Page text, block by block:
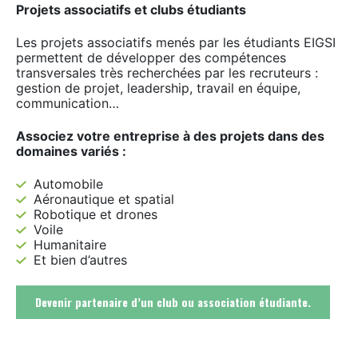
Projets associatifs et clubs étudiants
Les projets associatifs menés par les étudiants EIGSI
permettent de développer des compétences
transversales très recherchées par les recruteurs :
gestion de projet, leadership, travail en équipe,
communication…
Associez votre entreprise à des projets dans des
domaines variés :
Automobile
Aéronautique et spatial
Robotique et drones
Voile
Humanitaire
Et bien d’autres
Devenir partenaire d’un club ou association étudiante.